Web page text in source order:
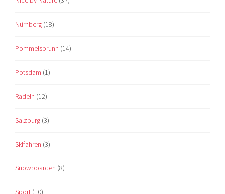
Nürnberg (18)
Pommelsbrunn (14)
Potsdam (1)
Radeln (12)
Salzburg (3)
Skifahren (3)
Snowboarden (8)